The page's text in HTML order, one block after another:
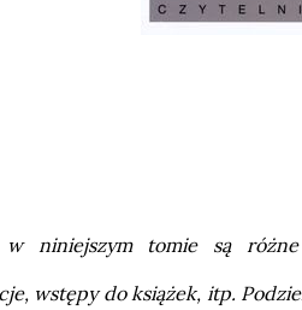
w niniejszym tomie są
wstępy do książek, itp.